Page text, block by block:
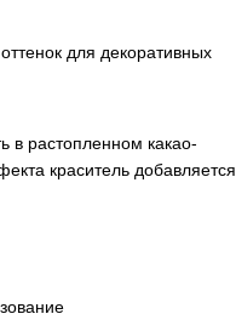
для декоративных
в растопленном какао-
краситель добавляется